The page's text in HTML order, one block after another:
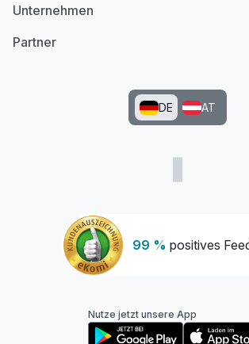
99 % positives
Unternehmen
Partner
DE AT
Nutze jetzt unsere App